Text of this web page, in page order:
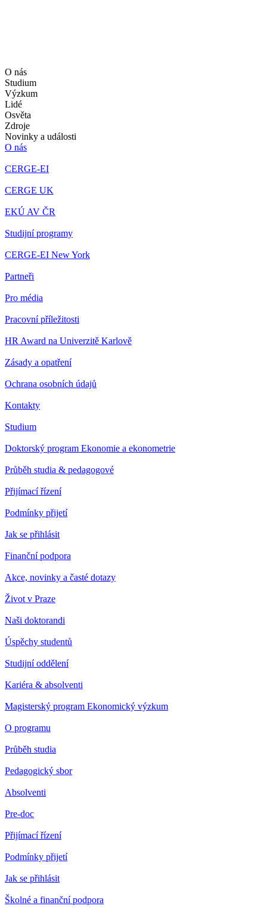
O nás
Studium
Výzkum
Lidé
Osvěta
Zdroje
Novinky a události
O nás
CERGE-EI
CERGE UK
EKÚ AV ČR
Studijní programy
CERGE-EI New York
Partneři
Pro média
Pracovní příležitosti
HR Award na Univerzitě Karlově
Zásady a opatření
Ochrana osobních údajů
Kontakty
Studium
Doktorský program Ekonomie a ekonometrie
Průběh studia & pedagogové
Přijímací řízení
Podmínky přijetí
Jak se přihlásit
Finanční podpora
Akce, novinky a časté dotazy
Život v Praze
Naši doktorandi
Úspěchy studentů
Studijní oddělení
Kariéra & absolventi
Magisterský program Ekonomický výzkum
O programu
Průběh studia
Pedagogický sbor
Absolventi
Pre-doc
Přijímací řízení
Podmínky přijetí
Jak se přihlásit
Školné a finanční podpora